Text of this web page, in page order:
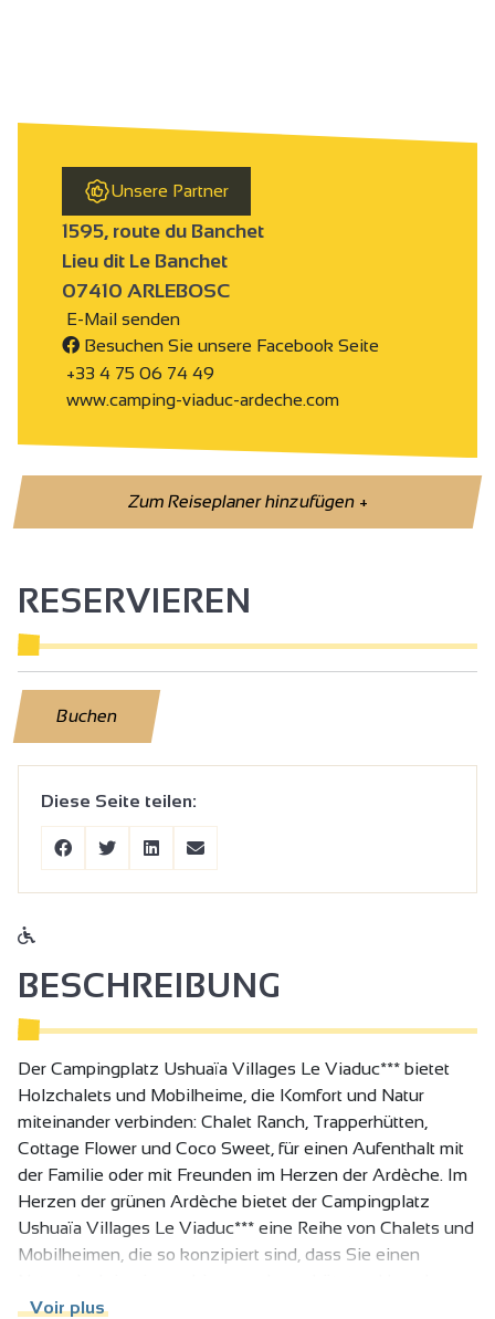
Unsere Partner
1595, route du Banchet
Lieu dit Le Banchet
07410 ARLEBOSC
E-Mail senden
Besuchen Sie unsere Facebook Seite
+33 4 75 06 74 49
www.camping-viaduc-ardeche.com
Zum Reiseplaner hinzufügen+
RESERVIEREN
Buchen
Diese Seite teilen:
BESCHREIBUNG
Der Campingplatz Ushuaïa Villages Le Viaduc*** bietet
Holzchalets und Mobilheime, die Komfort und Natur
miteinander verbinden: Chalet Ranch, Trapperhütten,
Cottage Flower und Coco Sweet, für einen Aufenthalt mit
der Familie oder mit Freunden im Herzen der Ardèche. Im
Herzen der grünen Ardèche bietet der Campingplatz
Ushuaïa Villages Le Viaduc*** eine Reihe von Chalets und
Mobilheimen, die so konzipiert sind, dass Sie einen
am Flussufer in vollen Zügen genießen können.
Voir plus